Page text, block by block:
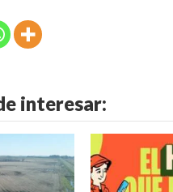
interesar: